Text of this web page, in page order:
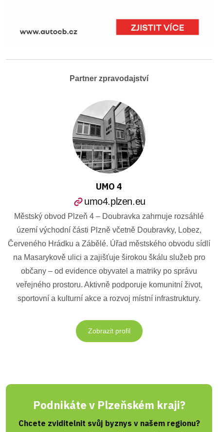
Partner zpravodajství
UMO 4
umo4.plzen.eu
Městský obvod Plzeň 4 – Doubravka zahrnuje rozsáhlé
území východní části Plzně včetně Doubravky, Lobez,
Červeného Hrádku a Zábělé. Úřad městského obvodu sídlí
na Masarykově ulici a zajišťuje širokou škálu služeb pro
občany – od evidence obyvatel a matriky po správu
veřejného prostoru. Aktivně podporuje komunitní život,
sportovní a kulturní akce a rozvoj místní infrastruktury.
Zobrazit profil
Podnikáte v Plzeňském kraji?
Chcete zviditelnit svůj byznys v našem regionu?